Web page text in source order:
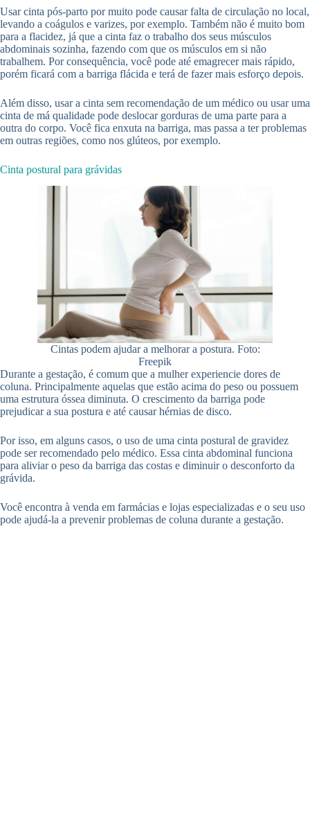
Usar cinta pós-parto por muito pode causar falta de circulação no local,
levando a coágulos e varizes, por exemplo. Também não é muito bom
para a flacidez, já que a cinta faz o trabalho dos seus músculos
abdominais sozinha, fazendo com que os músculos em si não
trabalhem. Por consequência, você pode até emagrecer mais rápido,
porém ficará com a barriga flácida e terá de fazer mais esforço depois.
Além disso, usar a cinta sem recomendação de um médico ou usar uma
cinta de má qualidade pode deslocar gorduras de uma parte para a
outra do corpo. Você fica enxuta na barriga, mas passa a ter problemas
em outras regiões, como nos glúteos, por exemplo.
Cinta postural para grávidas
Cintas podem ajudar a melhorar a postura. Foto:
Freepik
Durante a gestação, é comum que a mulher experiencie dores de
coluna. Principalmente aquelas que estão acima do peso ou possuem
uma estrutura óssea diminuta. O crescimento da barriga pode
prejudicar a sua postura e até causar hérnias de disco.
Por isso, em alguns casos, o uso de uma cinta postural de gravidez
pode ser recomendado pelo médico. Essa cinta abdominal funciona
para aliviar o peso da barriga das costas e diminuir o desconforto da
grávida.
Você encontra à venda em farmácias e lojas especializadas e o seu uso
pode ajudá-la a prevenir problemas de coluna durante a gestação.